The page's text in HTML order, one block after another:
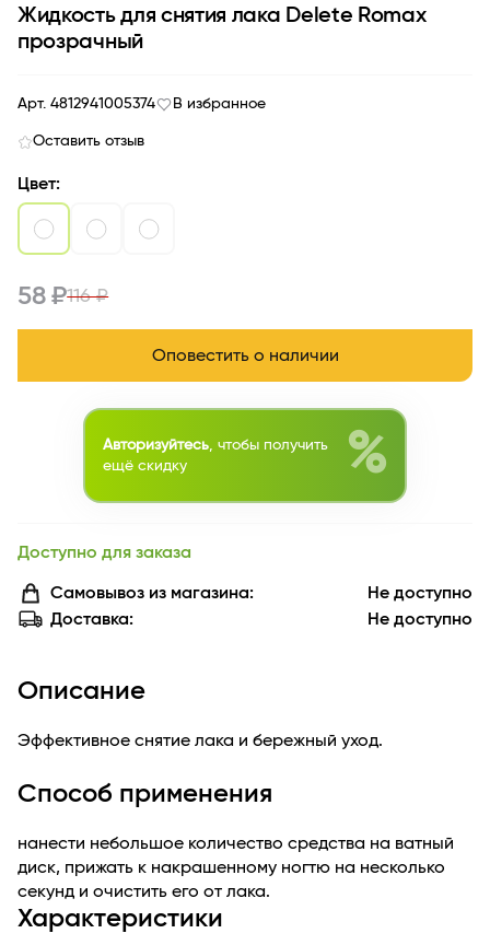
Жидкость для снятия лака Delete Romax
прозрачный
Арт. 4812941005374 В избранное
Оставить отзыв
Цвет:
58 ₽116 ₽
Оповестить о наличии
Авторизуйтесь , чтобы получить
ещё скидку
%
Доступно для заказа
Самовывоз из магазина:
Не доступно
Доставка:
Не доступно
Описание
Эффективное снятие лака и бережный уход.
Способ применения
нанести небольшое количество средства на ватный
диск, прижать к накрашенному ногтю на несколько
секунд и очистить его от лака.
Характеристики